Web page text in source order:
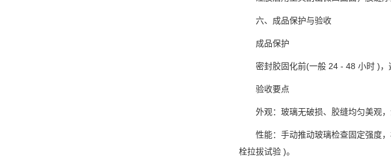
六、成品保护与验收
成品保护
密封胶固化前(一般 24 - 48 小时 )，
验收要点
外观：玻璃无破损、胶缝均匀美观，
性能：手动推动玻璃检查固定强度，
栓拉拔试验 )。